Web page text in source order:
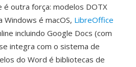
é outra força: modelos DOTX
Windows é macOS, LibreOffice
incluindo Google Docs (com
integra com o sistema de
do Word é bibliotecas de